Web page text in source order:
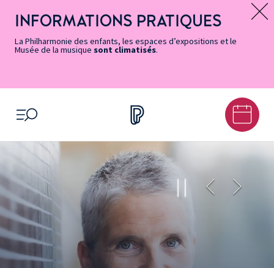
page
Accessibilité
accès
rapides
principal
contenu
principal
page
Message d’information
INFORMATIONS PRATIQUES
La Philharmonie des enfants, les espaces d’expositions et le
Musée de la musique sont climatisés.
OUVRIR LE MENU